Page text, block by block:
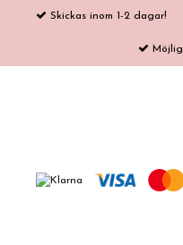
Skickas inom 1-2 dagar!